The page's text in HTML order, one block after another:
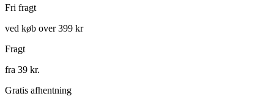
Fri fragt
ved køb over 399 kr
Fragt
fra 39 kr.
Gratis afhentning